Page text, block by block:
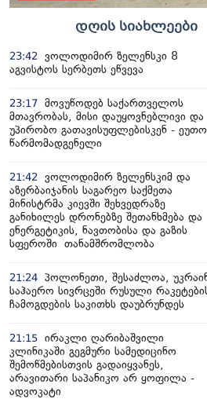
დღის სიახლეები
23:42
ვოლოდიმირ ზელენსკი 8
აგვისტოს სერბეთს ეწვევა
23:17 მოვუწოდებ საქართველოს
მთავრობას, მისი დაუყოვნებლივი და
უპირობო გათავისუფლებისკენ -
წარმომადგენელი
21:42
ვოლოდიმირ ზელენსკიმ და
აზერბაიჯანის საგარეო საქმეთა
მინისტრმა კიევში შეხვედრაზე
განიხილეს დრონებზე შეთანხმება და
ენერგეტიკის, ნავთობისა და გაზის
სფეროში თანამშრომლობა
21:24 პოლონეთი, შესაძლოა,
საჰაერო სივრცეში რუსული
ჩამოგდების საკითხს დაუბრუნდეს
21:15 ირაკლი ღარიბაშვილი
კლინიკაში გეგმური სამედიცინო
შემოწმებისთვის გადაიყვანეს,
არავითარი საპანიკო არ ყოფილა -
ადვოკატი